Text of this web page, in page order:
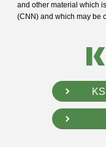
and other material which
(CNN) and which may be